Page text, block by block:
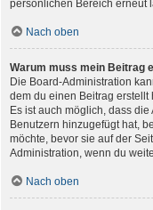
persönlichen Bereich erneut
Nach oben
Warum muss mein Beitrag
Die Board-Administration
dem du einen Beitrag erstellt
Es ist auch möglich, dass
Benutzern hinzugefügt hat,
möchte, bevor sie auf der
Administration, wenn du
Nach oben